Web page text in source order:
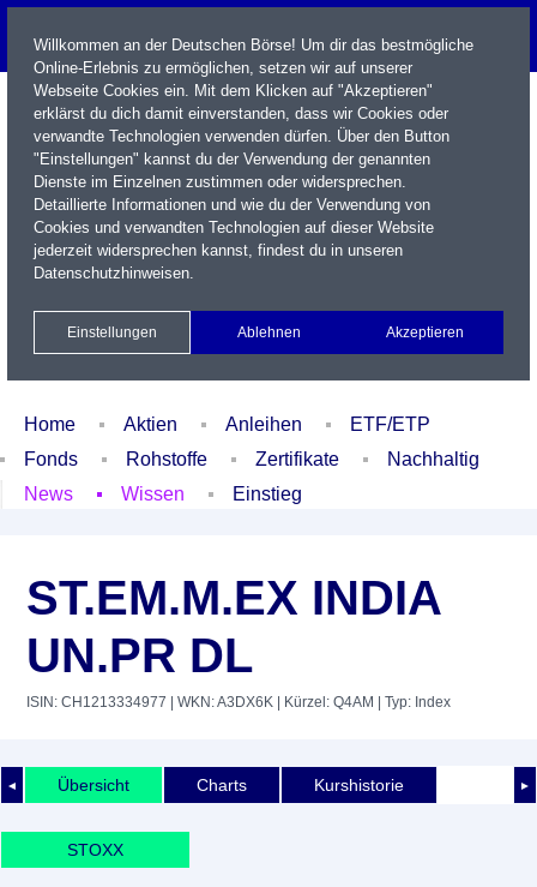
Name / WKN / ISIN / Kürzel
Xetra Realtime
Watchlist Portfolio Login
Home Aktien Anleihen
ETF/ETP
Fonds
Rohstoffe Zertifikate
Nachhaltig
News
Wissen Einstieg
ST.EM.M.EX INDIA
UN.PR DL
ISIN: CH1213334977 | WKN: A3DX6K | Kürzel: Q4AM | Typ: Index
◄ ►
Übersicht Charts Kurshistorie
STOXX
Willkommen an der Deutschen Börse! Um dir das bestmögliche
Online-Erlebnis zu ermöglichen, setzen wir auf unserer
Webseite Cookies ein. Mit dem Klicken auf "Akzeptieren"
erklärst du dich damit einverstanden, dass wir Cookies oder
verwandte Technologien verwenden dürfen. Über den Button
"Einstellungen" kannst du der Verwendung der genannten
Dienste im Einzelnen zustimmen oder widersprechen.
Detaillierte Informationen und wie du der Verwendung von
Cookies und verwandten Technologien auf dieser Website
jederzeit widersprechen kannst, findest du in unseren
Datenschutzhinweisen.
Einstellungen Ablehnen Akzeptieren